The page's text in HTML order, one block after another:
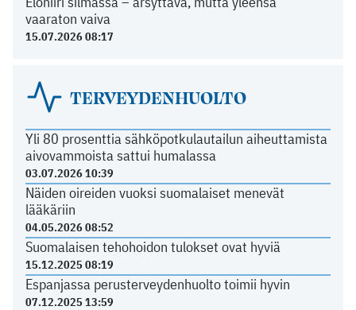
vaaraton vaiva
15.07.2026 08:17
TERVEYDENHUOLTO
Yli 80 prosenttia sähköpotkulautailun aiheuttamista
aivovammoista sattui humalassa
03.07.2026 10:39
Näiden oireiden vuoksi suomalaiset menevät
lääkäriin
04.05.2026 08:52
Suomalaisen tehohoidon tulokset ovat hyviä
15.12.2025 08:19
Espanjassa perusterveydenhuolto toimii hyvin
07.12.2025 13:59